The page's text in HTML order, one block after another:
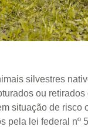
silvestres
ou
situação de risco
pela lei federal nº